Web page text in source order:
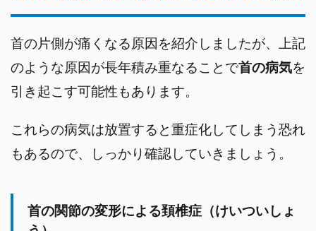
首の片側が痛くなる原因を紹介しましたが、上記
のような原因が長年積み重なることで首の病気を
引き起こす可能性もあります。
これらの病気は放置すると重症化してしまう恐れ
もあるので、しっかり確認していきましょう。
首の関節の変形による頚椎症（けいついしょ